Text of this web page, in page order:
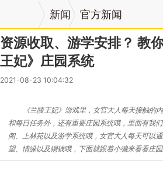
新闻 官方新闻
资源收取、游学安排？ 教
王妃》庄园系统
2021-08-23 10:04:32
《兰陵王妃》游戏里，女官大人每天接触的
和每日任务外，还有重要庄园系统哦，里面有我
阁、上林苑以及游学系统哦，女官大人每天可以
望、情缘以及铜钱哦，下面就跟着小编来看看庄